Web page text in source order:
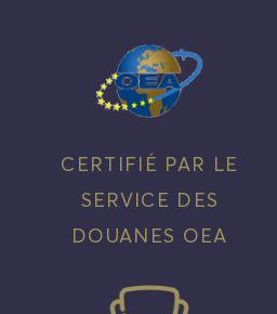
CERTIFIÉ PAR LE
SERVICE DES
DOUANES OEA